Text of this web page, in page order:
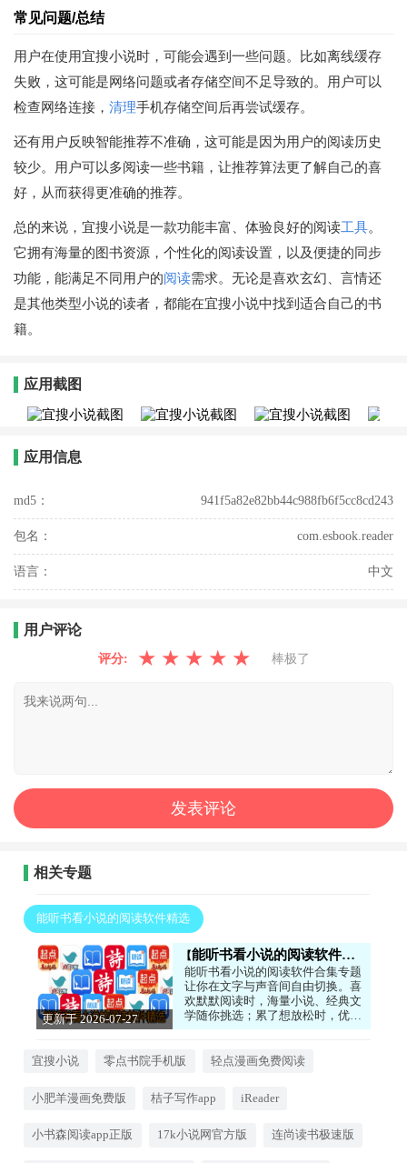
常见问题/总结
用户在使用宜搜小说时，可能会遇到一些问题。比如离线缓存
失败，这可能是网络问题或者存储空间不足导致的。用户可以
检查网络连接， 清理手机存储空间后再尝试缓存。
还有用户反映智能推荐不准确，这可能是因为用户的阅读历史
较少。用户可以多阅读一些书籍，让推荐算法更了解自己的喜
好，从而获得更准确的推荐。
总的来说，宜搜小说是一款功能丰富、体验良好的阅读工具。
它拥有海量的图书资源，个性化的阅读设置，以及便捷的同步
功能，能满足不同用户的阅读需求。无论是喜欢玄幻、言情还
是其他类型小说的读者，都能在宜搜小说中找到适合自己的书
籍。
应用截图
应用信息
md5： 941f5a82e82bb44c988fb6f5cc8cd243
包名： com.esbook.reader
语言： 中文
用户评论
评分: ★ ★ ★ ★ ★ 棒极了
相关专题
能听书看小说的阅读软件精选
更新于 2026-07-27
能听书看小说的阅读软件精选
能听书看小说的阅读软件合集专题
让你在文字与声音间自由切换。喜
欢默默阅读时，海量小说、经典文
学随你挑选；累了想放松时，优质
有声书和朗读功能解放双眼。软件
贴心功能，沉浸式体验让你爱上读
宜搜小说 零点书院手机版 轻点漫画免费阅读
小肥羊漫画免费版 桔子写作app iReader
小书森阅读app正版 17k小说网官方版 连尚读书极速版